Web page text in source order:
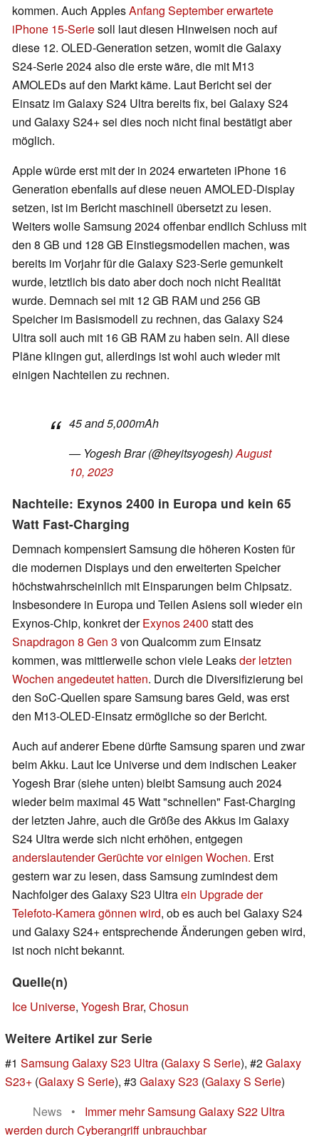
kommen. Auch ApplesAnfang September erwartete
iPhone 15-Seriesoll laut diesen Hinweisen noch auf
diese 12. OLED-Generation setzen, womit die Galaxy
S24-Serie 2024 also die erste wäre, die mit M13
AMOLEDs auf den Markt käme. Laut Bericht sei der
Einsatz im Galaxy S24 Ultra bereits fix, bei Galaxy S24
und Galaxy S24+ sei dies noch nicht final bestätigt aber
möglich.
Apple würde erst mit der in 2024 erwarteten iPhone 16
Generation ebenfalls auf diese neuen AMOLED-Display
setzen, ist im Bericht maschinell übersetzt zu lesen.
Weiters wolle Samsung 2024 offenbar endlich Schluss mit
den 8 GB und 128 GB Einstiegsmodellen machen, was
bereits im Vorjahr für die Galaxy S23-Serie gemunkelt
wurde, letztlich bis dato aber doch noch nicht Realität
wurde. Demnach sei mit 12 GB RAM und 256 GB
Speicher im Basismodell zu rechnen, das Galaxy S24
Ultra soll auch mit 16 GB RAM zu haben sein. All diese
Pläne klingen gut, allerdings ist wohl auch wieder mit
einigen Nachteilen zu rechnen.
45 and 5,000mAh
— Yogesh Brar (@heyitsyogesh)August
10, 2023
Nachteile: Exynos 2400 in Europa und kein 65
Watt Fast-Charging
Demnach kompensiert Samsung die höheren Kosten für
die modernen Displays und den erweiterten Speicher
höchstwahrscheinlich mit Einsparungen beim Chipsatz.
Insbesondere in Europa und Teilen Asiens soll wieder ein
Exynos-Chip, konkret derExynos 2400 statt des
Snapdragon 8 Gen 3 von Qualcomm zum Einsatz
kommen, was mittlerweile schon viele Leaksder letzten
Wochen angedeutet hatten. Durch die Diversifizierung bei
den SoC-Quellen spare Samsung bares Geld, was erst
den M13-OLED-Einsatz ermögliche so der Bericht.
Auch auf anderer Ebene dürfte Samsung sparen und zwar
beim Akku. Laut Ice Universe und dem indischen Leaker
Yogesh Brar (siehe unten) bleibt Samsung auch 2024
wieder beim maximal 45 Watt "schnellen" Fast-Charging
der letzten Jahre, auch die Größe des Akkus im Galaxy
S24 Ultra werde sich nicht erhöhen, entgegen
anderslautender Gerüchte vor einigen Wochen. Erst
gestern war zu lesen, dass Samsung zumindest dem
Nachfolger des Galaxy S23 Ultraein Upgrade der
Telefoto-Kamera gönnen wird, ob es auch bei Galaxy S24
und Galaxy S24+ entsprechende Änderungen geben wird,
ist noch nicht bekannt.
Quelle(n)
Ice Universe, Yogesh Brar, Chosun
Weitere Artikel zur Serie
#1 Samsung Galaxy S23 Ultra (Galaxy S Serie), #2Galaxy
S23+ (Galaxy S Serie), #3 Galaxy S23 (Galaxy S Serie)
News
•
Immer mehr Samsung Galaxy S22 Ultra
werden durch Cyberangriff unbrauchbar